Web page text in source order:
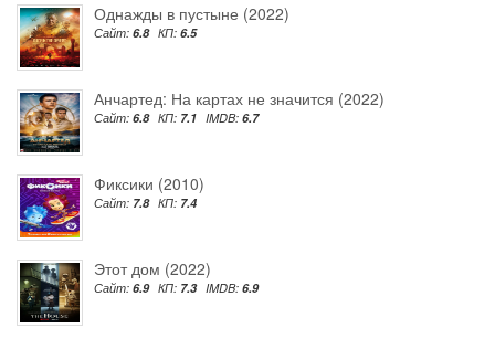
Однажды в пустыне (2022)
Сайт: 6.8 КП: 6.5
Анчартед: На картах не значится (2022)
Сайт: 6.8 КП: 7.1 IMDB: 6.7
Фиксики (2010)
Сайт: 7.8 КП: 7.4
Этот дом (2022)
Сайт: 6.9 КП: 7.3 IMDB: 6.9